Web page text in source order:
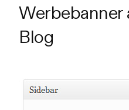
Werbebanner
Blog